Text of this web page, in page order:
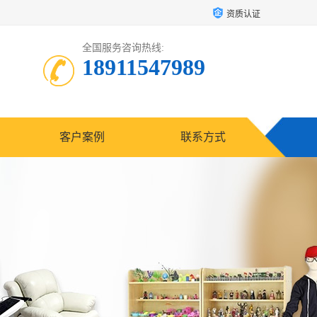
资质认证
全国服务咨询热线:
18911547989
客户案例 联系方式